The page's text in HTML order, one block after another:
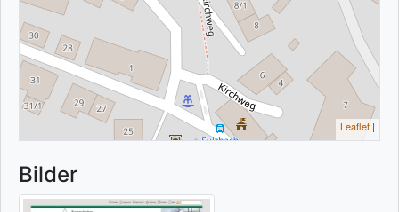
Leaflet |
Bilder